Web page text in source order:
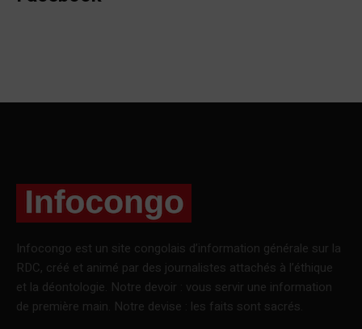
Infocongo est un site congolais d’information générale sur la
RDC, créé et animé par des journalistes attachés à l’éthique
et la déontologie. Notre devoir : vous servir une information
de première main. Notre devise : les faits sont sacrés.